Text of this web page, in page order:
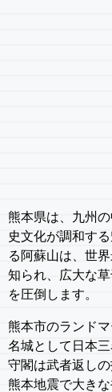
熊本県は、九州
史文化が調和す
る阿蘇山は、世
知られ、広大な
を圧倒します。
熊本市のランド
名城として日本
守閣は武者返し
熊本地震で大き